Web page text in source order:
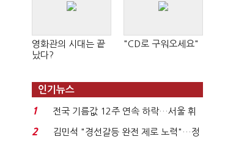
영화관의 시대는 끝
났다?
"CD로 구워오세요"
인기뉴스
1
전국 기름값 12주 연속 하락…서울 휘
발윳값 1909원...
2
김민석 "경선갈등 완전 제로 노력"…정